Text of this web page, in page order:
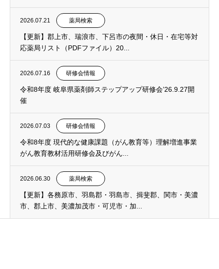
2026.07.21 薬局検索
【更新】郡上市、瑞浪市、下呂市の夜間・休日・在宅等対
応薬局リスト（PDFファイル）20...
2026.07.16 研修会情報
令和8年度 岐阜県薬剤師ステップアップ研修会’26.9.27開
催
2026.07.03 研修会情報
令和8年度 現代的な健康課題（がん教育等）理解増進事業
がん教育教材活用研修会及びがん...
2026.06.30 薬局検索
【更新】各務原市、羽島郡・羽島市、揖斐郡、関市・美濃
市、郡上市、美濃加茂市・可児市・加...